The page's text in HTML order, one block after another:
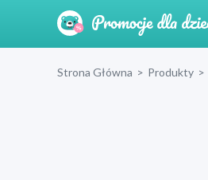
Strona Główna > Produkty >